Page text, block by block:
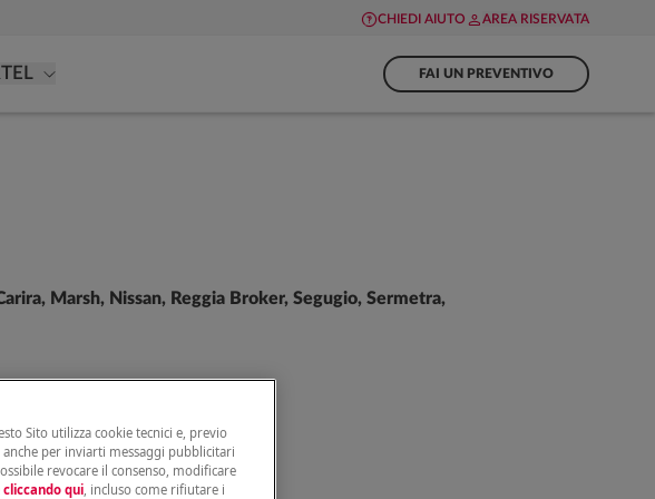
CHIEDI AIUTO AREA RISERVATA
FAI UN PREVENTIVO
Marsh, Nissan, Reggia Broker, Segugio, Sermetra,
Sito utilizza cookie tecnici e, previo
per inviarti messaggi pubblicitari
revocare il consenso, modificare
cliccando qui, incluso come rifiutare i